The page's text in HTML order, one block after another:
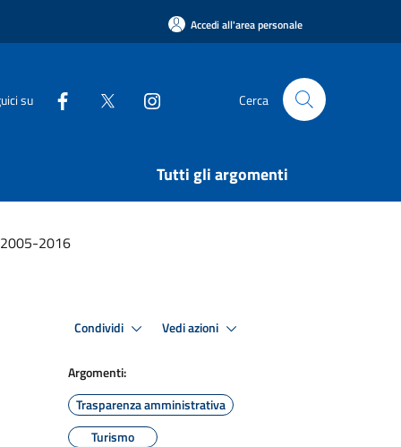
Accedi all'area personale
su Cerca
Tutti gli argomenti
2016
Condividi Vedi azioni
Argomenti:
Trasparenza amministrativa
Turismo